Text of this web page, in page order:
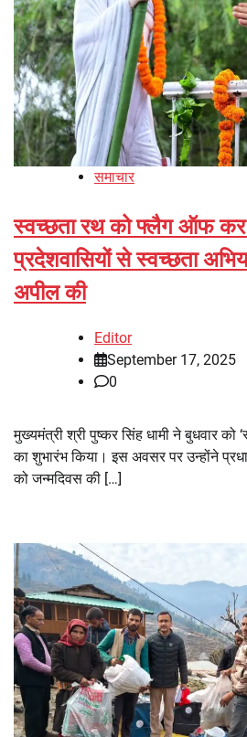
समाचार
स्वच्छता रथ को फ्लैग ऑफ कर
प्रदेशवासियों से स्वच्छता
अपील की
Editor
September 17, 2025
0
मुख्यमंत्री श्री पुष्कर सिंह धामी ने बुधवार को
का शुभारंभ किया। इस अवसर पर उन्होंने
को जन्मदिवस की […]